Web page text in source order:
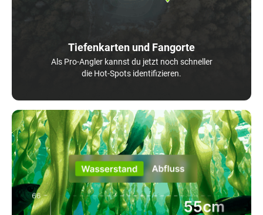
Tiefenkarten und Fangorte
Als Pro-Angler kannst du jetzt noch schneller
die Hot-Spots identifizieren.